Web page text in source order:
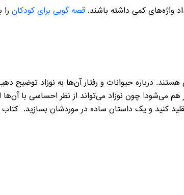
واژه‌های کمی داشته باشند. قصه گویی برای کودکانرا
درباره حیوانات و رفتار آن‌ها به نوزاد توضیح
می‌شود! چون نوزاد می‌تواند از نظر احساسی با آن‌ها